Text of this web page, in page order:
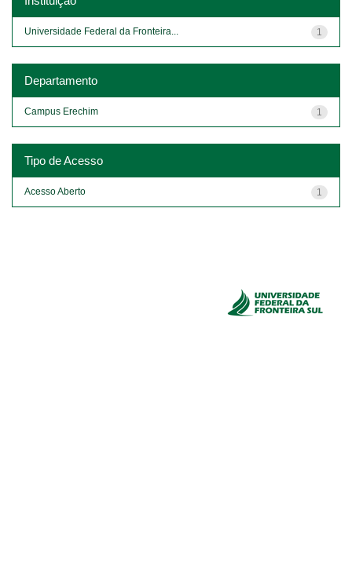
1
Universidade Federal da Fronteira...
Departamento
1
Campus Erechim
Tipo de Acesso
1
Acesso Aberto